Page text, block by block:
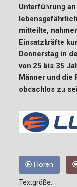
Unterführung
mitteilte,
Einsatzkräfte
Donnerstag in
von 25 bis 35
Männer und die
obdachlos zu
Hören
Textgröße: